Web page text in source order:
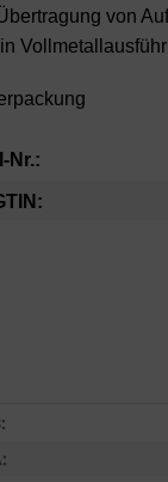
von
Nr.: